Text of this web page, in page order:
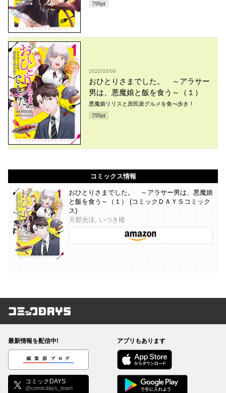
795pt
2022/03/09
おひとりさまでした。 ～アラサー
男は、悪魔娘と飯を食う～（１）
悪魔娘リリスと庶民派グルメを食べ歩き！
795pt
コミックス情報
おひとりさまでした。 ～アラサー男は、悪魔娘
と飯を食う～（１） (コミックＤＡＹＳコミック
ス)
天那光汰, いつき楼
コミックDAYS
最新情報を配信中!
編集部ブログ
コミックDAYS
@comicdays_team
アプリもあります